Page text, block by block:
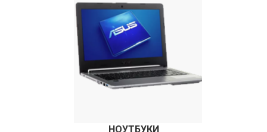
НОУТБУКИ